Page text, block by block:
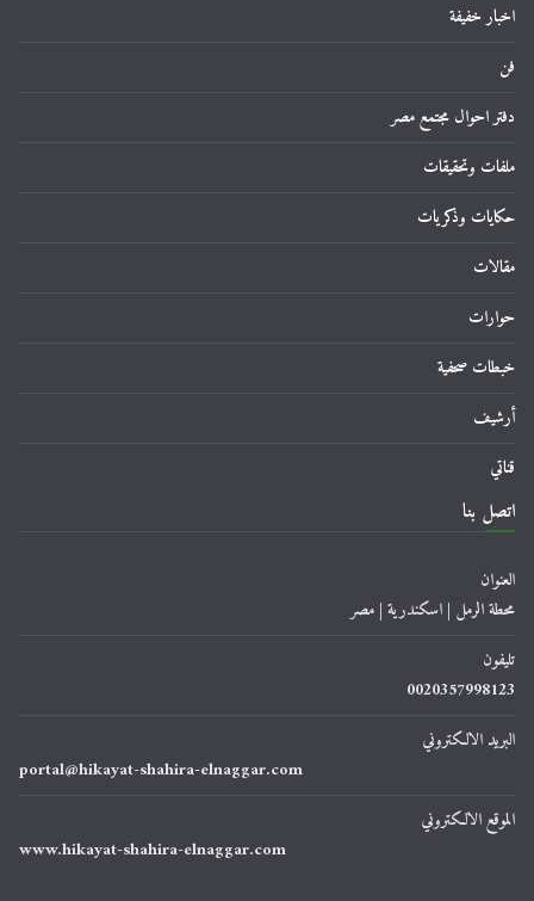
اخبار خفيفة
فن
دفتر احوال مجتمع مصر
ملفات وتحقيقات
حكايات وذكريات
مقالات
حوارات
خبطات صحفية
أرشيف
قناتي
اتصل بنا
العنوان
محطة الرمل | اسكندرية | مصر
تليفون
0020357998123
البريد الالكتروني
portal@hikayat-shahira-elnaggar.com
الموقع الالكتروني
www.hikayat-shahira-elnaggar.com